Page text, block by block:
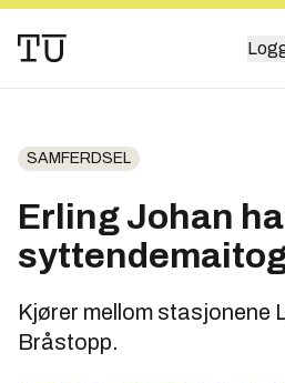
SAMFERDSEL
Erling Johan
Kjører mellom stasjonene
Bråstopp.